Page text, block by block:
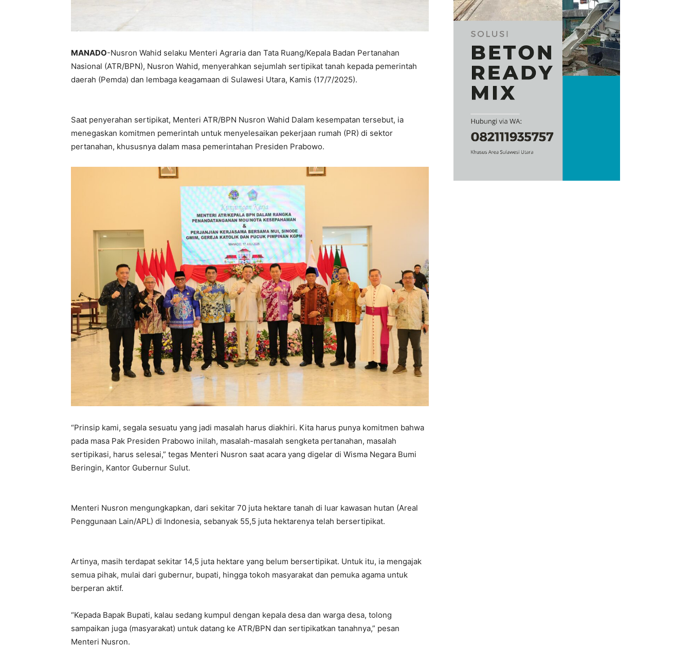
MANADO-Nusron Wahid selaku Menteri Agraria dan Tata Ruang/Kepala Badan Pertanahan
Nasional (ATR/BPN), Nusron Wahid, menyerahkan sejumlah sertipikat tanah kepada pemerintah
daerah (Pemda) dan lembaga keagamaan di Sulawesi Utara, Kamis (17/7/2025).
Saat penyerahan sertipikat, Menteri ATR/BPN Nusron Wahid Dalam kesempatan tersebut, ia
menegaskan komitmen pemerintah untuk menyelesaikan pekerjaan rumah (PR) di sektor
pertanahan, khususnya dalam masa pemerintahan Presiden Prabowo.
“Prinsip kami, segala sesuatu yang jadi masalah harus diakhiri. Kita harus punya komitmen bahwa
pada masa Pak Presiden Prabowo inilah, masalah-masalah sengketa pertanahan, masalah
sertipikasi, harus selesai,” tegas Menteri Nusron saat acara yang digelar di Wisma Negara Bumi
Beringin, Kantor Gubernur Sulut.
Menteri Nusron mengungkapkan, dari sekitar 70 juta hektare tanah di luar kawasan hutan (Areal
Penggunaan Lain/APL) di Indonesia, sebanyak 55,5 juta hektarenya telah bersertipikat.
Artinya, masih terdapat sekitar 14,5 juta hektare yang belum bersertipikat. Untuk itu, ia mengajak
semua pihak, mulai dari gubernur, bupati, hingga tokoh masyarakat dan pemuka agama untuk
berperan aktif.
“Kepada Bapak Bupati, kalau sedang kumpul dengan kepala desa dan warga desa, tolong
sampaikan juga (masyarakat) untuk datang ke ATR/BPN dan sertipikatkan tanahnya,” pesan
Menteri Nusron.